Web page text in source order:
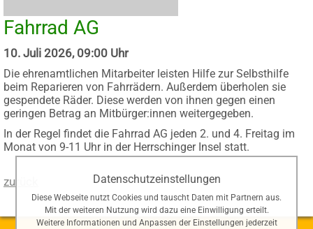
Fahrrad AG
10. Juli 2026, 09:00 Uhr
Die ehrenamtlichen Mitarbeiter leisten Hilfe zur Selbsthilfe
beim Reparieren von Fahrrädern. Außerdem überholen sie
gespendete Räder. Diese werden von ihnen gegen einen
geringen Betrag an Mitbürger:innen weitergegeben.
In der Regel findet die Fahrrad AG jeden 2. und 4. Freitag im
Monat von 9-11 Uhr in der Herrschinger Insel statt.
zurück Datenschutzeinstellungen
Diese Webseite nutzt Cookies und tauscht Daten mit Partnern aus.
Mit der weiteren Nutzung wird dazu eine Einwilligung erteilt.
Weitere Informationen und Anpassen der Einstellungen jederzeit